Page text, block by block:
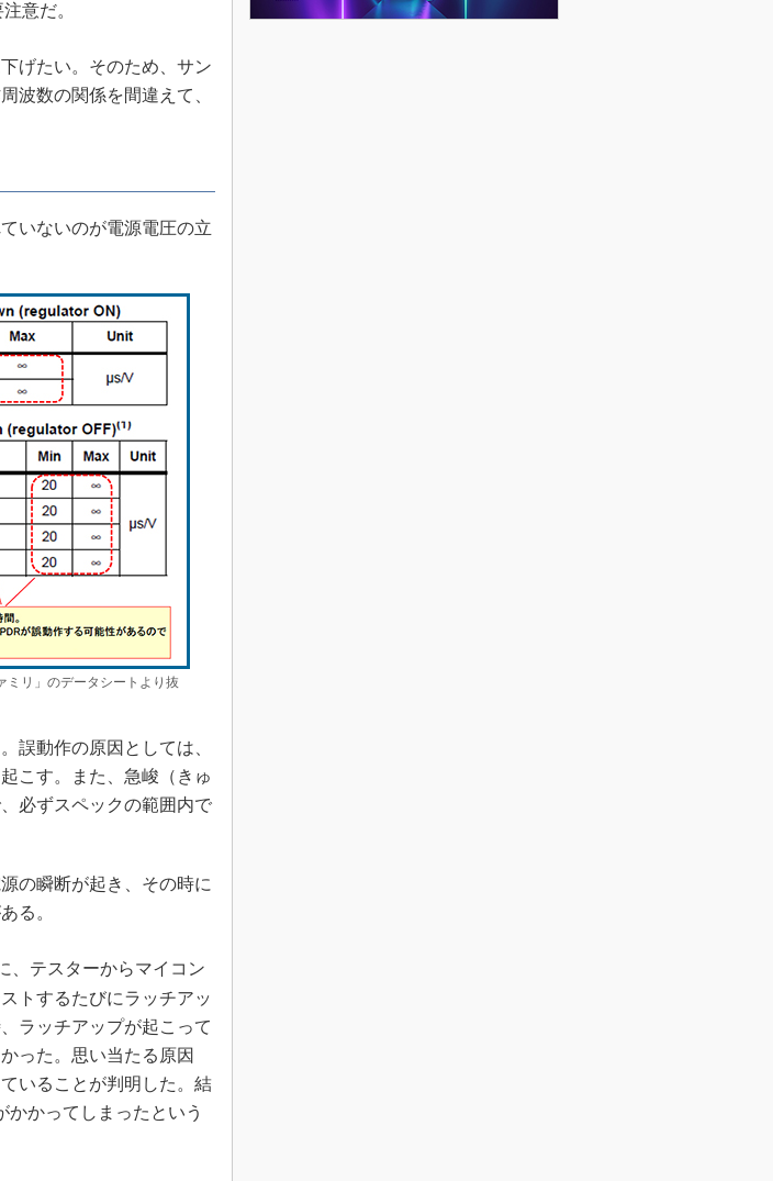
意だ。
げたい。そのため、サン
波数の関係を間違えて、
いないのが電源電圧の立
ミリ」のデータシートより抜
誤動作の原因としては、
こす。また、急峻（きゅ
必ずスペックの範囲内で
の瞬断が起き、その時に
る。
、テスターからマイコン
トするたびにラッチアッ
ラッチアップが起こって
った。思い当たる原因
いることが判明した。結
かかってしまったという